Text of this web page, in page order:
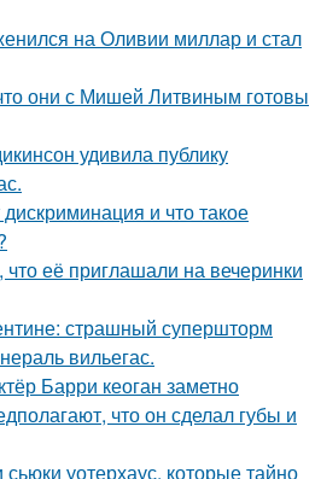
на Оливии миллар и стал
они с Мишей Литвиным готовы
удивила публику
и что такое
её приглашали на вечеринки
страшный супершторм
вильегас.
Барри кеоган заметно
что он сделал губы и
уотерхаус, которые тайно